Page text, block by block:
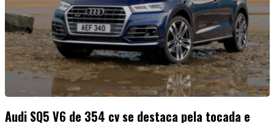
Audi SQ5 V6 de 354 cv se destaca pela tocada e